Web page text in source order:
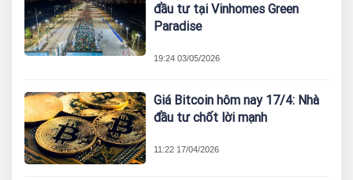
đầu tư tại Vinhomes Green
Paradise
19:24 03/05/2026
Giá Bitcoin hôm nay 17/4: Nhà
đầu tư chốt lời mạnh
11:22 17/04/2026